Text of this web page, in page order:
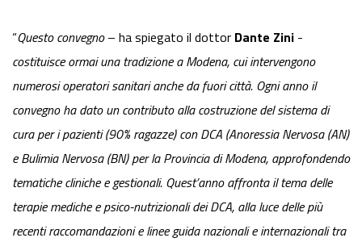
“Questo convegno– ha spiegato il dottor Dante Zini -
costituisce ormai una tradizione a Modena, cui intervengono
numerosi operatori sanitari anche da fuori città. Ogni anno il
convegno ha dato un contributo alla costruzione del sistema di
cura per i pazienti (90% ragazze) con DCA (Anoressia Nervosa (AN)
e Bulimia Nervosa (BN) per la Provincia di Modena, approfondendo
tematiche cliniche e gestionali. Quest’anno affronta il tema delle
terapie mediche e psico-nutrizionali dei DCA, alla luce delle più
recenti raccomandazioni e linee guida nazionali e internazionali tra